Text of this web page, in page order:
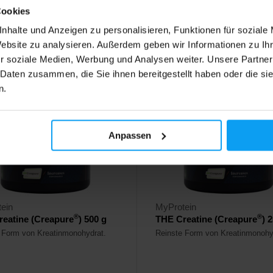
und Anzeigen zu personalisieren, Funktionen für soziale
zu analysieren. Außerdem geben wir Informationen zu
soziale Medien, Werbung und Analysen weiter. Unsere
zusammen, die Sie ihnen bereitgestellt haben oder die
Anpassen
lieferbar Nicht mehr lieferbar
(Creapure®) 500 g
von Kreatinmonohydrat.
-55%
MyProtein
THE Creatine (Creapure®)
Reinste Form von
4,6